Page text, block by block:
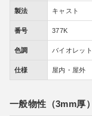
製法 キャスト
番号 377K
色調 バイオレット
仕様 屋内・屋外
一般物性（3mm厚）